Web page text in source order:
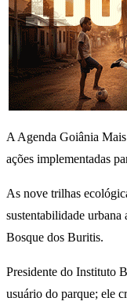
A Agenda Goiânia
ações implementadas
As nove trilhas
sustentabilidade
Bosque dos Buritis.
Presidente do Instituto
usuário do parque; ele